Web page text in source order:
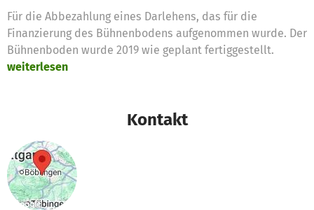
Für die Abbezahlung eines Darlehens, das für die
Finanzierung des Bühnenbodens aufgenommen wurde. Der
Bühnenboden wurde 2019 wie geplant fertiggestellt.
weiterlesen
Kontakt